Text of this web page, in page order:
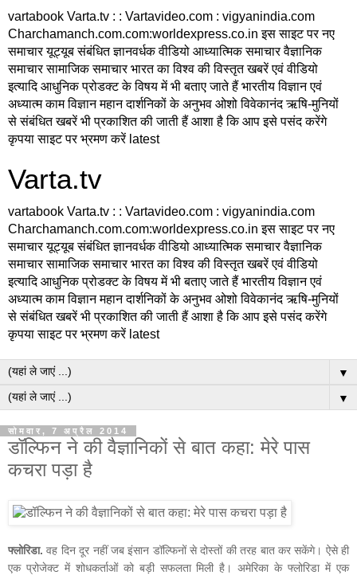
vartabook Varta.tv : : Vartavideo.com : vigyanindia.com
Charchamanch.com.com:worldexpress.co.in इस साइट पर नए
समाचार यूट्यूब संबंधित ज्ञानवर्धक वीडियो आध्यात्मिक समाचार वैज्ञानिक
समाचार सामाजिक समाचार भारत का विश्व की विस्तृत खबरें एवं वीडियो
इत्यादि आधुनिक प्रोडक्ट के विषय में भी बताए जाते हैं भारतीय विज्ञान एवं
अध्यात्म काम विज्ञान महान दार्शनिकों के अनुभव ओशो विवेकानंद ऋषि-मुनियों
से संबंधित खबरें भी प्रकाशित की जाती हैं आशा है कि आप इसे पसंद करेंगे
कृपया साइट पर भ्रमण करें latest
Varta.tv
vartabook Varta.tv : : Vartavideo.com : vigyanindia.com
Charchamanch.com.com:worldexpress.co.in इस साइट पर नए
समाचार यूट्यूब संबंधित ज्ञानवर्धक वीडियो आध्यात्मिक समाचार वैज्ञानिक
समाचार सामाजिक समाचार भारत का विश्व की विस्तृत खबरें एवं वीडियो
इत्यादि आधुनिक प्रोडक्ट के विषय में भी बताए जाते हैं भारतीय विज्ञान एवं
अध्यात्म काम विज्ञान महान दार्शनिकों के अनुभव ओशो विवेकानंद ऋषि-मुनियों
से संबंधित खबरें भी प्रकाशित की जाती हैं आशा है कि आप इसे पसंद करेंगे
कृपया साइट पर भ्रमण करें latest
▼
▼
सोमवार, 7 अप्रैल 2014
डॉल्फिन ने की वैज्ञानिकों से बात कहा: मेरे पास
कचरा पड़ा है
फ्लोरिडा.वह दिन दूर नहीं जब इंसान डॉल्फिनों से दोस्तों की तरह बात कर सकेंगे। ऐसे ही
एक प्रोजेक्ट में शोधकर्ताओं को बड़ी सफलता मिली है। अमेरिका के फ्लोरिडा में एक